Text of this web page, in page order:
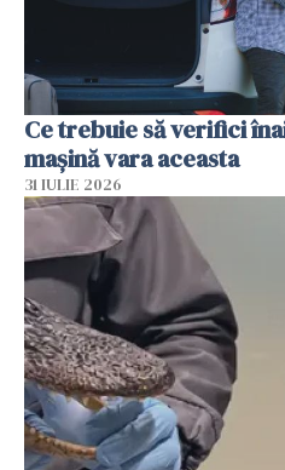
Ce trebuie să verifici
mașină vara aceasta
31 IULIE 2026